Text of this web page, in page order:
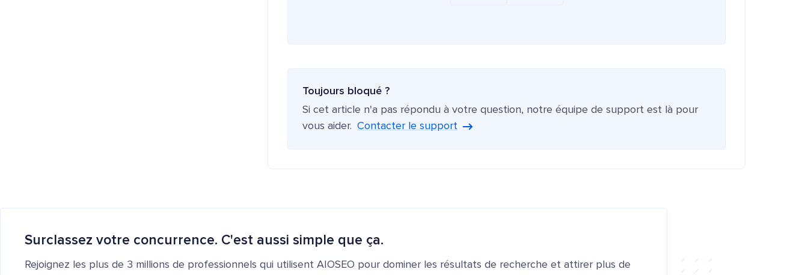
Toujours bloqué ?
Si cet article n'a pas répondu à votre question, notre équipe de support est là pour
vous aider. Contacter le support
Surclassez votre concurrence. C'est aussi simple que ça.
Rejoignez les plus de 3 millions de professionnels qui utilisent AIOSEO pour dominer les résultats de recherche et attirer plus de